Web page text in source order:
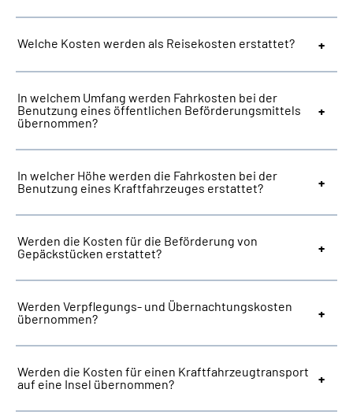
Welche Kosten werden als Reisekosten erstattet?
In welchem Umfang werden Fahrkosten bei der
Benutzung eines öffentlichen Beförderungsmittels
übernommen?
In welcher Höhe werden die Fahrkosten bei der
Benutzung eines Kraftfahrzeuges erstattet?
Werden die Kosten für die Beförderung von
Gepäckstücken erstattet?
Werden Verpflegungs- und Übernachtungskosten
übernommen?
Werden die Kosten für einen Kraftfahrzeugtransport
auf eine Insel übernommen?